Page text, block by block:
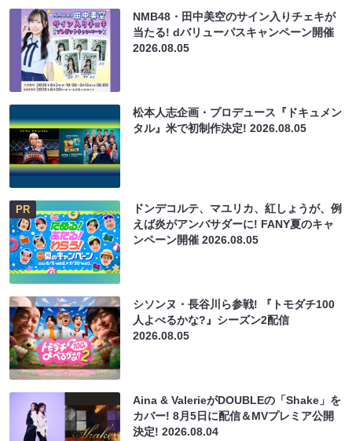
NMB48・田中美空のサイン入りチェキが
当たる! dバリューパスキャンペーン開催
2026.08.05
松本人志企画・プロデュース『ドキュメン
タル』米で初制作決定!2026.08.05
PR
ドンデコルテ、マユリカ、紅しょうが、例
えば炎がアンバサダーに! FANY夏のキャ
ンペーン開催2026.08.05
シソンヌ・長谷川ら参戦! 『トモダチ100
人よべるかな?』シーズン2配信
2026.08.05
Aina & ValerieがDOUBLEの「Shake」を
カバー! 8月5日に配信＆MVプレミア公開
決定!2026.08.04